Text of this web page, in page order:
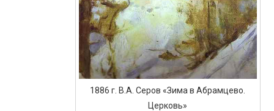
1886 г. В.А. Серов «Зима в Абрамцево.
Церковь»